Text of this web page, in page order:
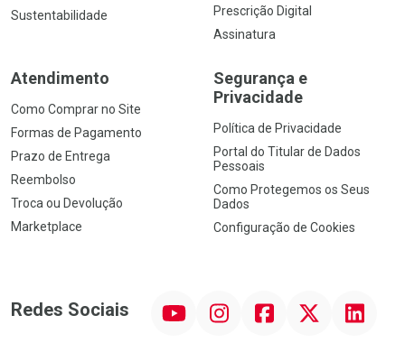
Sustentabilidade
Prescrição Digital
Assinatura
Atendimento
Como Comprar no Site
Formas de Pagamento
Prazo de Entrega
Reembolso
Troca ou Devolução
Marketplace
Segurança e
Privacidade
Política de Privacidade
Portal do Titular de Dados
Pessoais
Como Protegemos os Seus
Dados
Configuração de Cookies
Redes Sociais InstagramFacebook Linkedin